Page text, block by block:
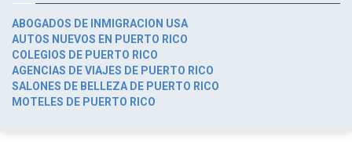
ABOGADOS DE INMIGRACION USA
AUTOS NUEVOS EN PUERTO RICO
COLEGIOS DE PUERTO RICO
AGENCIAS DE VIAJES DE PUERTO RICO
SALONES DE BELLEZA DE PUERTO RICO
MOTELES DE PUERTO RICO